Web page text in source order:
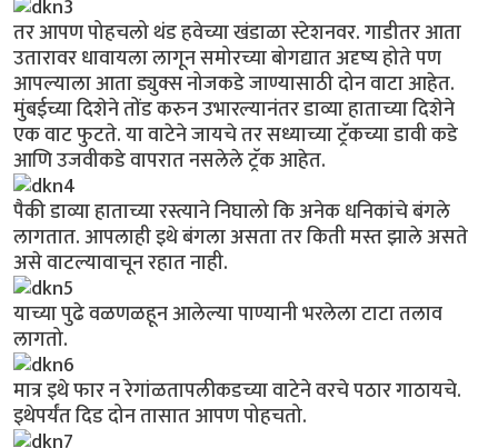
तर आपण पोहचलो थंड हवेच्या खंडाळा स्टेशनवर. गाडीतर आता
उतारावर धावायला लागून समोरच्या बोगद्यात अदृष्य होते पण
आपल्याला आता ड्युक्स नोजकडे जाण्यासाठी दोन वाटा आहेत.
मुंबईच्या दिशेने तोंड करुन उभारल्यानंतर डाव्या हाताच्या दिशेने
एक वाट फुटते. या वाटेने जायचे तर सध्याच्या ट्रॅकच्या डावी कडे
आणि उजवीकडे वापरात नसलेले ट्रॅक आहेत.
पैकी डाव्या हाताच्या रस्त्याने निघालो कि अनेक धनिकांचे बंगले
लागतात. आपलाही इथे बंगला असता तर किती मस्त झाले असते
असे वाटल्यावाचून रहात नाही.
याच्या पुढे वळणळहून आलेल्या पाण्यानी भरलेला टाटा तलाव
लागतो.
मात्र इथे फार न रेगांळतापलीकडच्या वाटेने वरचे पठार गाठायचे.
इथेपर्यंत दिड दोन तासात आपण पोहचतो.